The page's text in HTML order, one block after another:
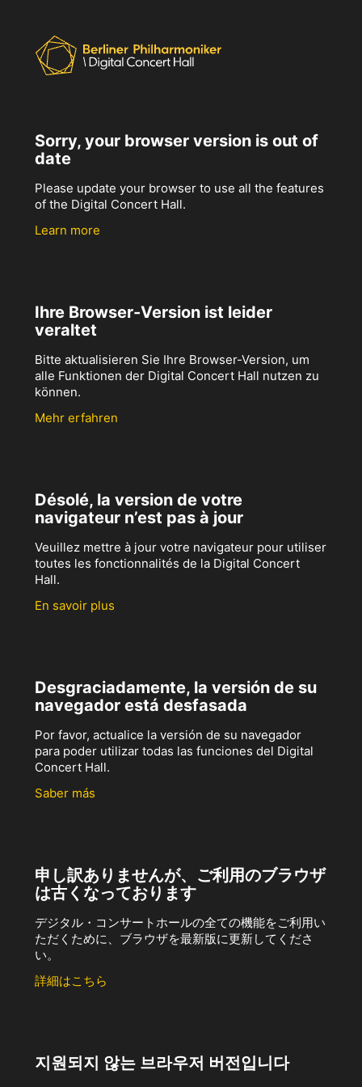
Sorry, your browser version is out of
date
Please update your browser to use all the features
of the Digital Concert Hall.
Learn more
Ihre Browser-Version ist leider
veraltet
Bitte aktualisieren Sie Ihre Browser-Version, um
alle Funktionen der Digital Concert Hall nutzen zu
können.
Mehr erfahren
Désolé, la version de votre
navigateur n’est pas à jour
Veuillez mettre à jour votre navigateur pour utiliser
toutes les fonctionnalités de la Digital Concert
Hall.
En savoir plus
Desgraciadamente, la versión de su
navegador está desfasada
Por favor, actualice la versión de su navegador
para poder utilizar todas las funciones del Digital
Concert Hall.
Saber más
申し訳ありませんが、ご利用のブラウザ
は古くなっております
デジタル・コンサートホールの全ての機能をご利用い
ただくために、ブラウザを最新版に更新してくださ
い。
詳細はこちら
지원되지 않는 브라우저 버전입니다